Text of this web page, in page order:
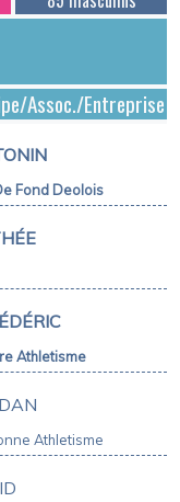
Assoc./Entreprise
Fond Deolois
Athletisme
Athletisme